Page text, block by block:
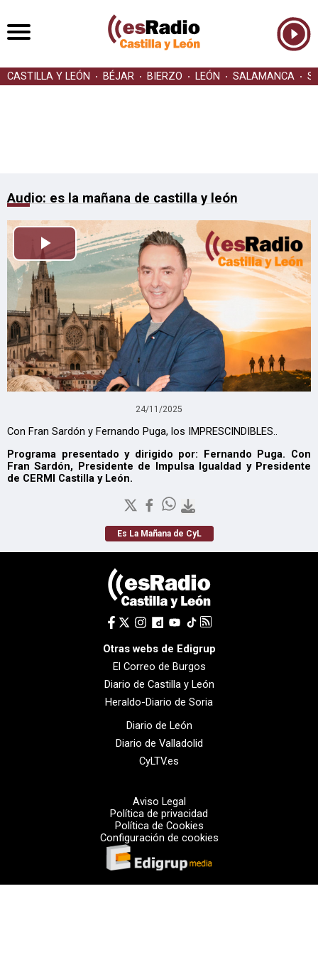
CASTILLA Y LEÓN BÉJAR BIERZO LEÓN SALAMANCA
Audio: es la mañana de castilla y león
Reproducir
24/11/2025
Con Fran Sardón y Fernando Puga, los IMPRESCINDIBLES..
Programa presentado y dirigido por: Fernando Puga. Con
Fran Sardón, Presidente de Impulsa Igualdad y Presidente
de CERMI Castilla y León.
Es La Mañana de CyL
Otras webs de Edigrup
El Correo de Burgos
Diario de Castilla y León
Heraldo-Diario de Soria
Diario de León
Diario de Valladolid
CyLTV.es
Aviso Legal
Política de privacidad
Política de Cookies
Configuración de cookies